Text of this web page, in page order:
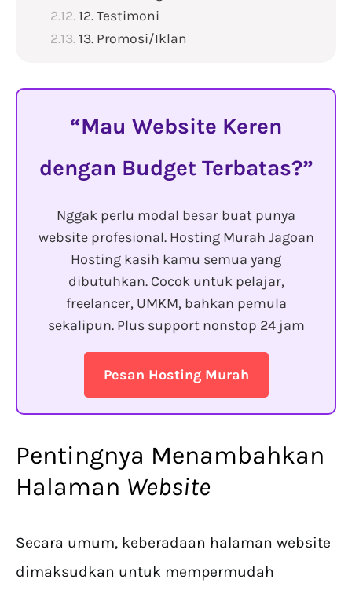
12. Testimoni
13. Promosi/Iklan
Mau Website Keren
dengan Budget Terbatas?
Nggak perlu modal besar buat punya
website profesional. Hosting Murah Jagoan
Hosting kasih kamu semua yang
dibutuhkan. Cocok untuk pelajar,
freelancer, UMKM, bahkan pemula
sekalipun. Plus support nonstop 24 jam
Pesan Hosting Murah
Pentingnya Menambahkan
Halaman Website
Secara umum, keberadaan halaman website
dimaksudkan untuk mempermudah